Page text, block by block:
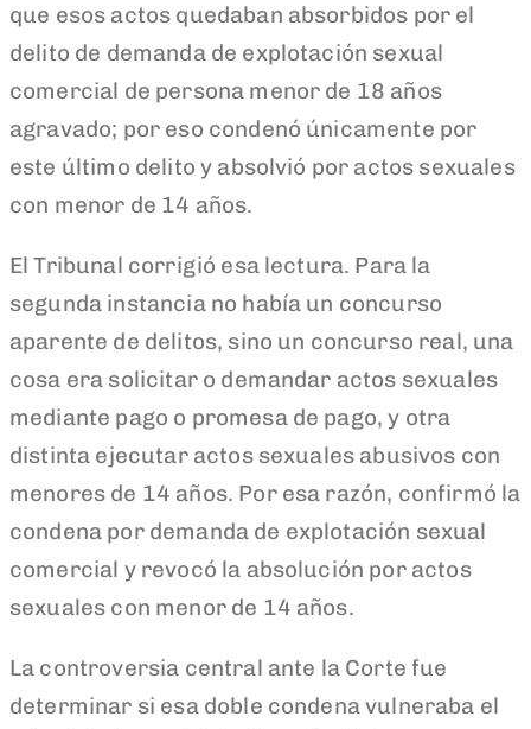
que esos actos quedaban absorbidos por el
delito de demanda de explotación sexual
comercial de persona menor de 18 años
agravado; por eso condenó únicamente por
este último delito y absolvió por actos sexuales
con menor de 14 años.
El Tribunal corrigió esa lectura. Para la
segunda instancia no había un concurso
aparente de delitos, sino un concurso real, una
cosa era solicitar o demandar actos sexuales
mediante pago o promesa de pago, y otra
distinta ejecutar actos sexuales abusivos con
menores de 14 años. Por esa razón, confirmó la
condena por demanda de explotación sexual
comercial y revocó la absolución por actos
sexuales con menor de 14 años.
La controversia central ante la Corte fue
determinar si esa doble condena vulneraba el